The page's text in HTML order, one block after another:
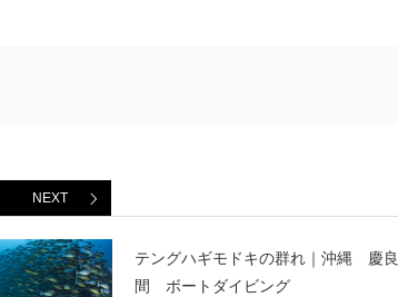
NEXT
テングハギモドキの群れ｜沖縄 慶良
間 ボートダイビング